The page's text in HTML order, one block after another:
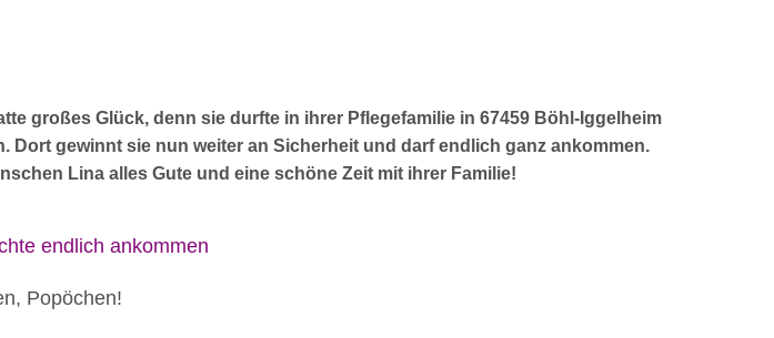
großes Glück, denn sie durfte in ihrer Pflegefamilie in 67459 Böhl-Iggelheim
Dort gewinnt sie nun weiter an Sicherheit und darf endlich ganz ankommen.
Lina alles Gute und eine schöne Zeit mit ihrer Familie!
endlich ankommen
Popöchen!